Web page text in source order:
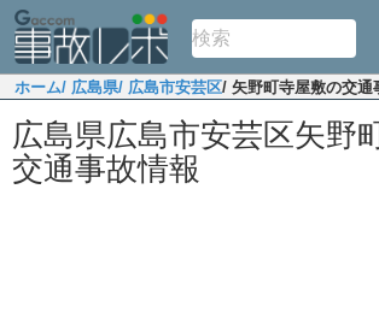
ホーム/ 広島県/ 広島市安芸区/ 矢野町寺屋敷の交通
広島県広島市安芸区矢野
交通事故情報